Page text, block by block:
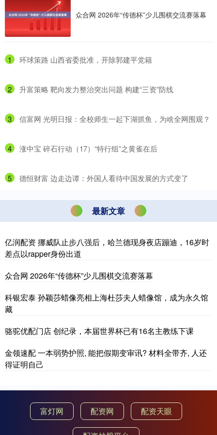
众合网 2026年“传德杯”少儿围棋交流赛落幕
1 ​环球策路 山西省委批准，开除郭建平党籍
2 ​升富策略 靶向发力整治突出问题 构建“三资”防线
3 ​信富网 光明日报：全校师生一起下湖抓鱼，为啥全网围观？
4 ​涨中宝 碎石行动（17）“特行组”之黄雀在后
5 ​德恒财富 边走边谭：外国人看待中国发展的方式变了
最新文章
亿润配资 挪威队止步八强后，哈兰德现身夜店蹦迪，16岁时
差点以rapper身份出道
众合网 2026年“传德杯”少儿围棋交流赛落幕
科银宏泰 孙颖莎蜡像亮相上海杜莎夫人蜡像馆，成为永久馆
藏
骆驼优配门店 创纪录，本届世界杯已有16名主教练下课
金领速配 一本弱势护照, 能把假期变审讯? 材料全带齐, 人还
得证明自己
富灯网 配资网 配资天眼